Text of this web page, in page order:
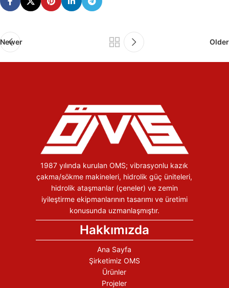
Newer Older
1987 yılında kurulan OMS; vibrasyonlu kazık
çakma/sökme makineleri, hidrolik güç üniteleri,
hidrolik ataşmanlar (çeneler) ve zemin
iyileştirme ekipmanlarının tasarımı ve üretimi
konusunda uzmanlaşmıştır.
Hakkımızda
Ana Sayfa
Şirketimiz OMS
Ürünler
Projeler